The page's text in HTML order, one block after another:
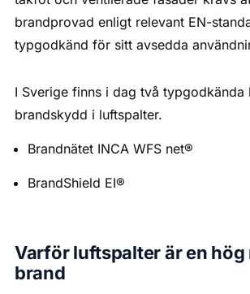
brandprovad enligt relevant EN-
typgodkänd för sitt avsedda
I Sverige finns i dag två typgodkända
brandskydd i luftspalter.
Brandnätet INCA WFS net®
BrandShield EI®
Varför luftspalter är en hög
brand